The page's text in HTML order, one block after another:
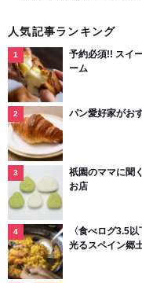
人気記事ランキング
予約必須!! スイ
ーム
パン愛好家がお
祇園のママに聞
お店
〈食べログ3.5
光るスペイン郷